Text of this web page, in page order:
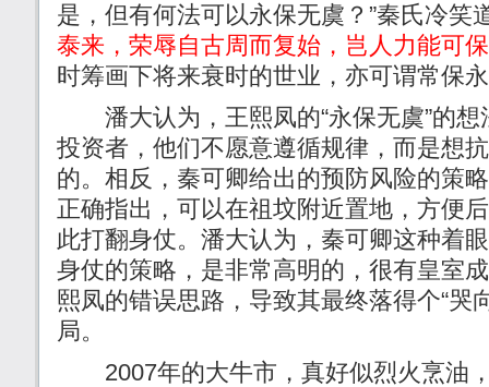
是，但有何法可以永保无虞？”秦氏冷笑
泰来，荣辱自古周而复始，岂人力能可
时筹画下将来衰时的世业，亦可谓常保
潘大认为，王熙凤的“永保无虞”的想
投资者，他们不愿意遵循规律，而是想
的。相反，秦可卿给出的预防风险的策
正确指出，可以在祖坟附近置地，方便
此打翻身仗。潘大认为，秦可卿这种着
身仗的策略，是非常高明的，很有皇室
熙凤的错误思路，导致其最终落得个“哭
局。
2007年的大牛市，真好似烈火烹油